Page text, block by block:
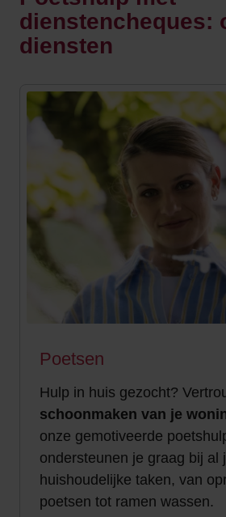
dienstencheques:
diensten
Poetsen
Hulp in huis gezocht?
schoonmaken van je
onze gemotiveerde
ondersteunen je graag bij al
huishoudelijke taken, van
poetsen tot ramen wassen.